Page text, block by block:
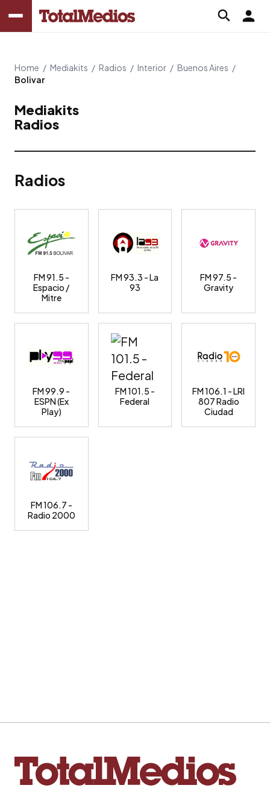
Home / Mediakits / Radios / Interior / Buenos Aires /
Bolivar
Mediakits
Radios
Radios
FM 91.5 -
Espacio /
Mitre
FM 93.3 - La
93
FM 97.5 -
Gravity
FM 99.9 -
ESPN (Ex
Play)
FM 101.5 -
Federal
FM 106.1 - LRI
807 Radio
Ciudad
FM 106.7 -
Radio 2000